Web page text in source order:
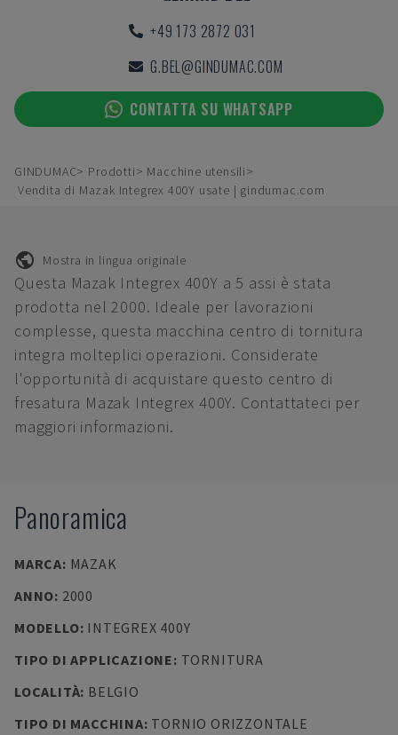
+49 173 2872 031
G.BEL@GINDUMAC.COM
CONTATTA SU WHATSAPP
GINDUMAC Prodotti
Macchine utensili
Vendita di Mazak Integrex 400Y usate | gindumac.com
Mostra in lingua originale
Questa Mazak Integrex 400Y a 5 assi è stata
prodotta nel 2000. Ideale per lavorazioni
complesse, questa macchina centro di tornitura
integra molteplici operazioni. Considerate
l'opportunità di acquistare questo centro di
fresatura Mazak Integrex 400Y. Contattateci per
maggiori informazioni.
Panoramica
MARCA: MAZAK
ANNO: 2000
MODELLO: INTEGREX 400Y
TIPO DI APPLICAZIONE: TORNITURA
LOCALITÀ: BELGIO
TIPO DI MACCHINA: TORNIO ORIZZONTALE